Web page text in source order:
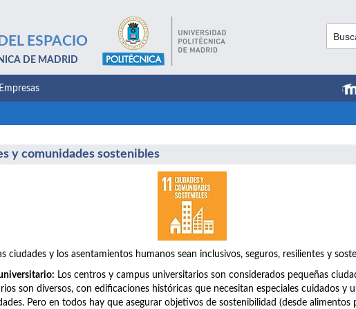
ESPACIO
DE MADRID
Empresas
y comunidades sostenibles
ciudades y los asentamientos humanos sean inclusivos, seguros, resilientes y
Los centros y campus universitarios son considerados pequeñas
son diversos, con edificaciones históricas que necesitan especiales cuidados y
Pero en todos hay que asegurar objetivos de sostenibilidad (desde alimentos